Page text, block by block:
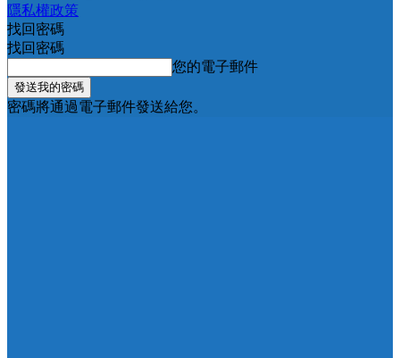
隱私權政策
找回密碼
找回密碼
您的電子郵件
密碼將通過電子郵件發送給您。